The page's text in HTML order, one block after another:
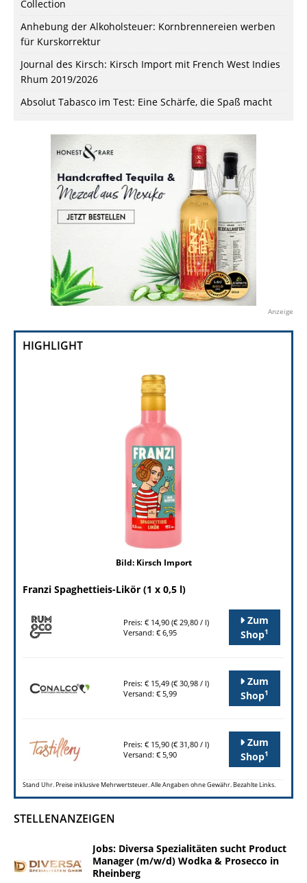
Collection
Anhebung der Alkoholsteuer: Kornbrennereien werben
für Kurskorrektur
Journal des Kirsch: Kirsch Import mit French West Indies
Rhum 2019/2026
Absolut Tabasco im Test: Eine Schärfe, die Spaß macht
Anzeige
HIGHLIGHT
Bild: Kirsch Import
Franzi Spaghettieis-Likör (1 x 0,5 l)
Preis: € 14,90 (€ 29,80 / l)
Versand: € 6,95
Zum
Shop1
Preis: € 15,49 (€ 30,98 / l)
Versand: € 5,99
Zum
Shop1
Preis: € 15,90 (€ 31,80 / l)
Versand: € 5,90
Zum
Shop1
Stand Uhr. Preise inklusive Mehrwertsteuer. Alle Angaben ohne Gewähr. Bezahlte Links.
STELLENANZEIGEN
Jobs: Diversa Spezialitäten sucht Product
Manager (m/w/d) Wodka & Prosecco in
Rheinberg